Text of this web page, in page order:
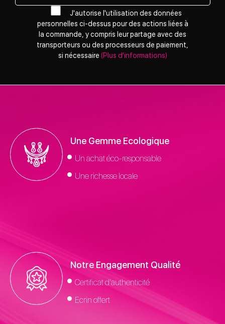
J'autorise l'utilisation des données
personnelles ci-dessus pour des actions liées à
la commande, y compris leur partage avec des
transporteurs ou des processeurs de paiement,
si nécessaire (Plus d'informations)
Une Gemme Ecologique
Un achat éco-responsable
Une richesse locale
Notre Engagement Qualité
Certificat d'authenticité
Ecrin offert